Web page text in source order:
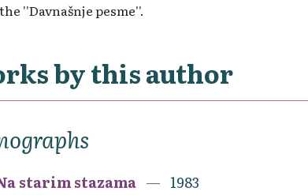
''Davnašnje pesme''.
by this author
starim stazama
1983